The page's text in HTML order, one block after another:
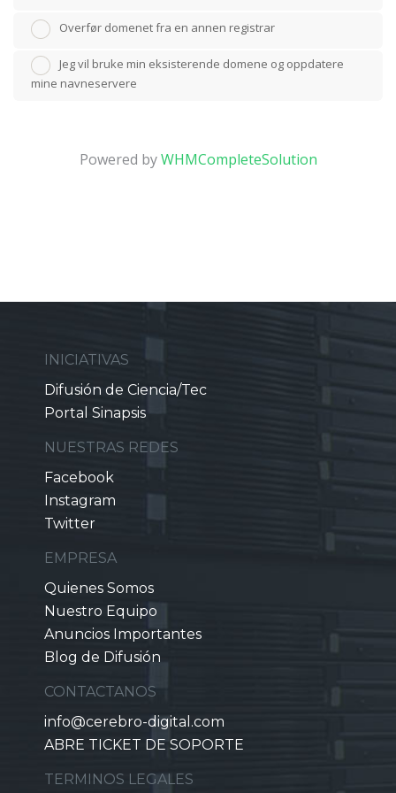
Overfør domenet fra en annen registrar
Jeg vil bruke min eksisterende domene og oppdatere
mine navneservere
Powered byWHMCompleteSolution
INICIATIVAS
Difusión de Ciencia/Tec
Portal Sinapsis
NUESTRAS REDES
Facebook
Instagram
Twitter
EMPRESA
Quienes Somos
Nuestro Equipo
Anuncios Importantes
Blog de Difusión
CONTACTANOS
info@cerebro-digital.com
ABRE TICKET DE SOPORTE
TERMINOS LEGALES